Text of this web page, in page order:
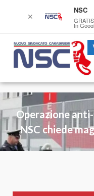
Operazione
NSC chiede
✕
NSC
GRATIS
In